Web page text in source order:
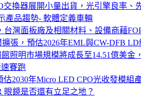
交換器展開小量出貨，光引擎良率
產品趨勢- 軟體定義車輛
台灣面板廠及相關材料、設備商藉
張，預估2026年EML與CW-DFB
館照明市場規模將成長至14.51億美
賽跑
估2030年Micro LED CPO光收發模組
眼鏡是否還有立足之地？